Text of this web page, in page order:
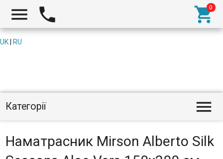
  
UK RU
Категорії 
Наматрасник Mirson Alberto Silk